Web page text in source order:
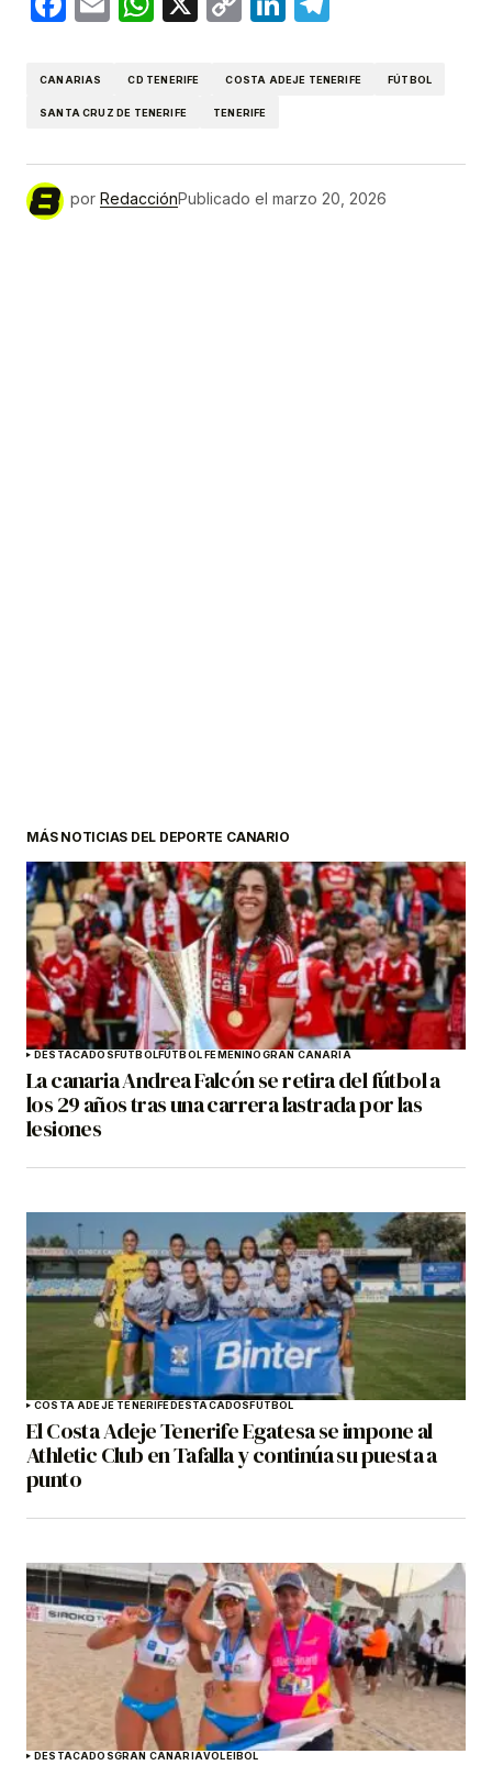
CANARIAS CD TENERIFE COSTA ADEJE TENERIFE FÚTBOL
SANTA CRUZ DE TENERIFE TENERIFE
por RedacciónPublicado el marzo 20, 2026
MÁS NOTICIAS DEL DEPORTE CANARIO
DESTACADOSFÚTBOLFÚTBOL FEMENINOGRAN CANARIA
La canaria Andrea Falcón se retira del fútbol a
los 29 años tras una carrera lastrada por las
lesiones
COSTA ADEJE TENERIFEDESTACADOSFÚTBOL
El Costa Adeje Tenerife Egatesa se impone al
Athletic Club en Tafalla y continúa su puesta a
punto
DESTACADOSGRAN CANARIAVOLEIBOL